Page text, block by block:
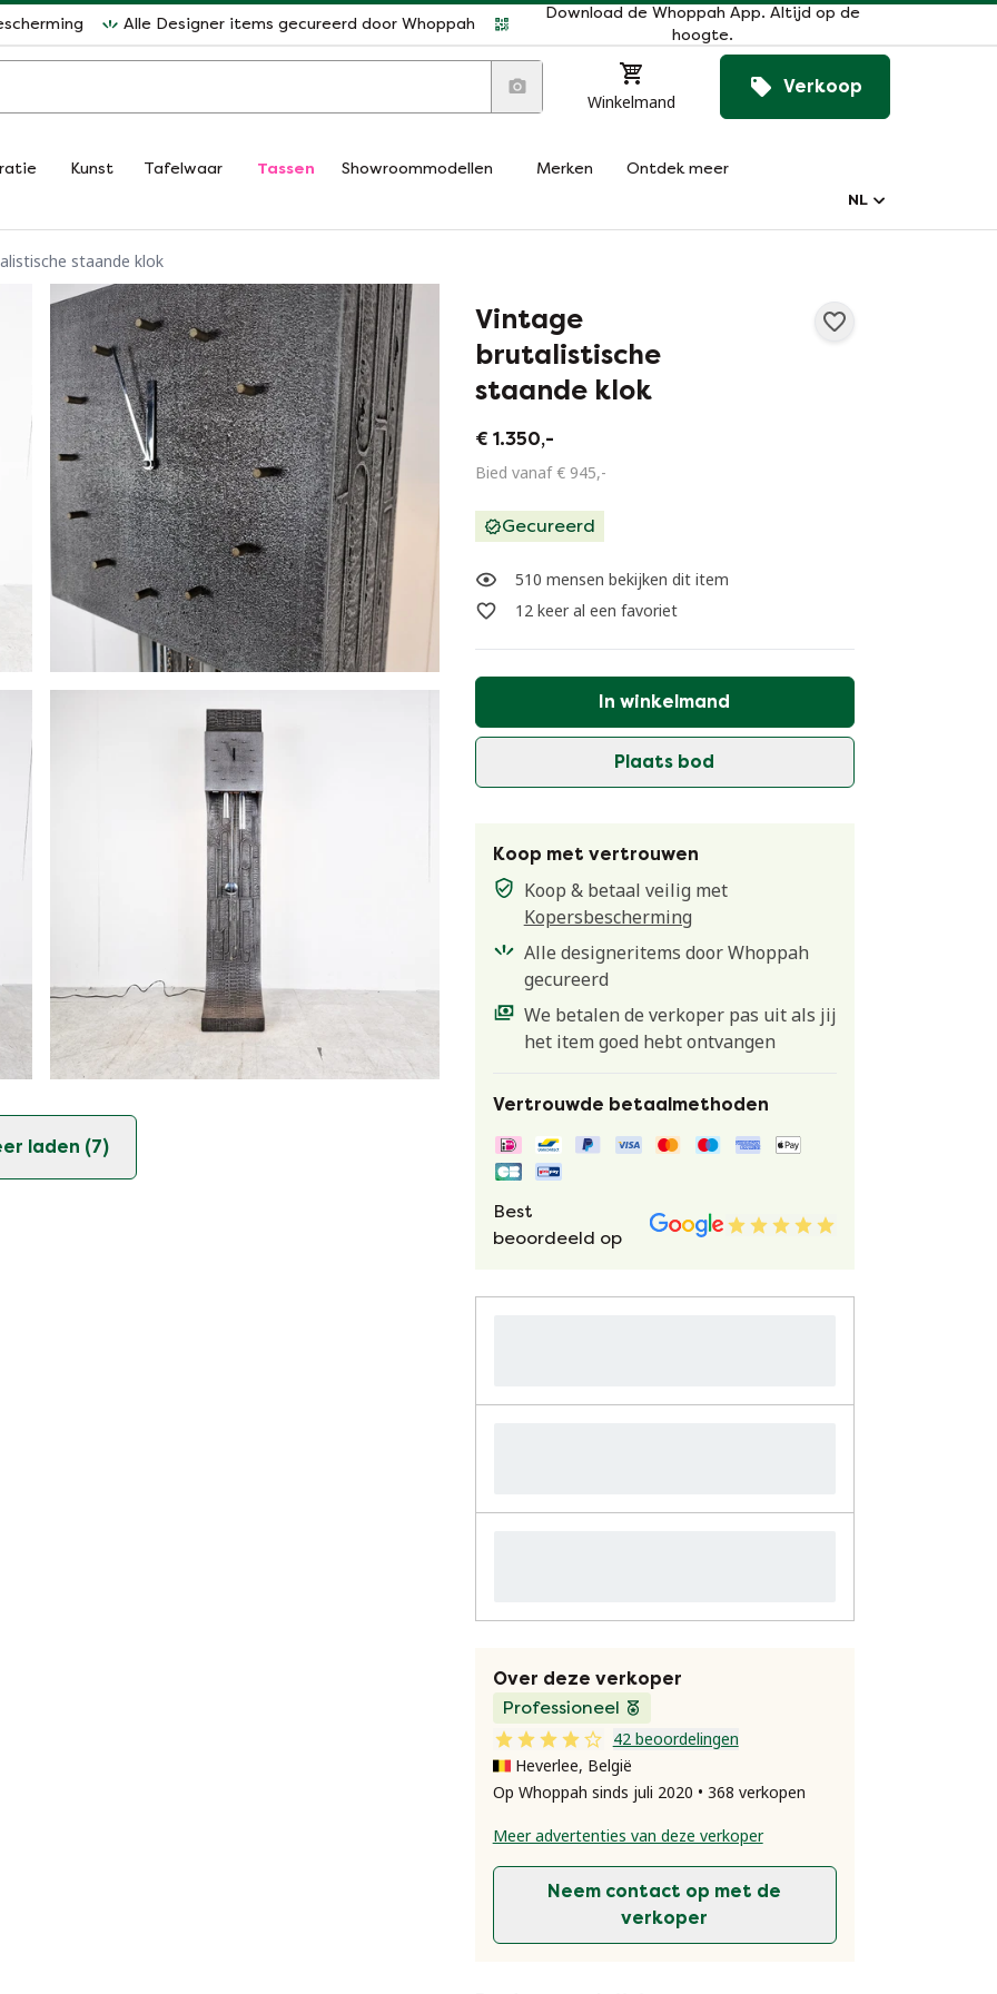
Alle Designer items gecureerd door Whoppah
Download de Whoppah App. Altijd op de
hoogte.
Winkelmand
Verkoop
Kunst Tafelwaar Tassen Showroommodellen Merken
Ontdek meer
NL
staande klok
laden (7)
Vintage
brutalistische
staande klok
€ 1.350,-
Bied vanaf € 945,-
Gecureerd
510 mensen bekijken dit item
12 keer al een favoriet
In winkelmand
Plaats bod
Koop met vertrouwen
Koop & betaal veilig met
Kopersbescherming
Alle designeritems door Whoppah
gecureerd
We betalen de verkoper pas uit als jij
het item goed hebt ontvangen
Vertrouwde betaalmethoden
Best
beoordeeld op
Over deze verkoper
Professioneel
42 beoordelingen
Heverlee, België
Op Whoppah sinds juli 2020 • 368 verkopen
Meer advertenties van deze verkoper
Neem contact op met de
verkoper